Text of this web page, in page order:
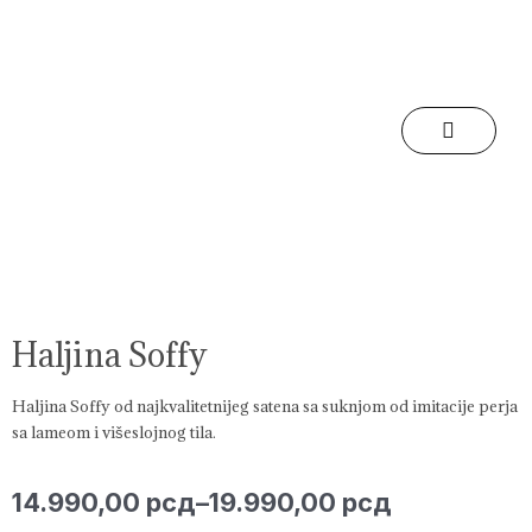
Haljina Soffy
Haljina Soffy od najkvalitetnijeg satena sa suknjom od imitacije perja
sa lameom i višeslojnog tila.
14.990,00 рсд–19.990,00 рсд
Price